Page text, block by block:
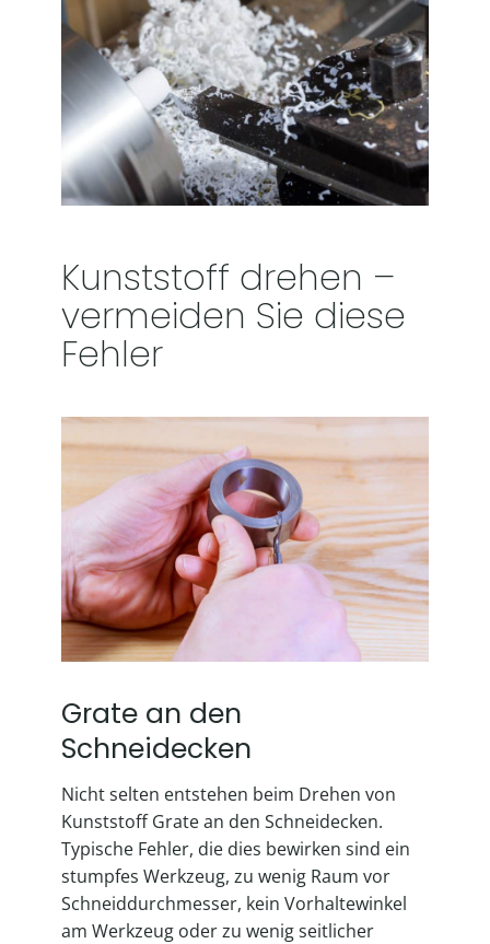
Kunststoff drehen –
vermeiden Sie diese
Fehler
Grate an den
Schneidecken
Nicht selten entstehen beim Drehen von
Kunststoff Grate an den Schneidecken.
Typische Fehler, die dies bewirken sind ein
stumpfes Werkzeug, zu wenig Raum vor
Schneiddurchmesser, kein Vorhaltewinkel
am Werkzeug oder zu wenig seitlicher